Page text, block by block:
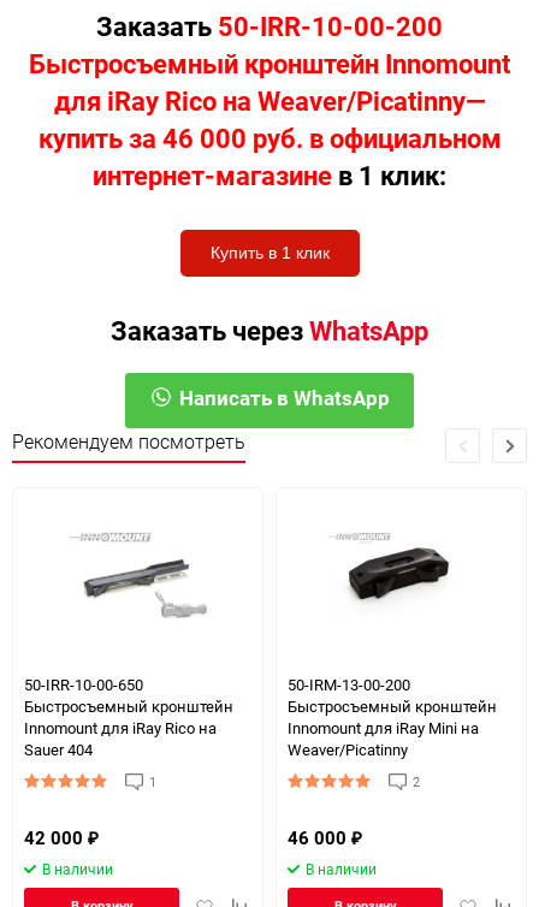
Заказать 50-IRR-10-00-200
Быстросъемный кронштейн Innomount
для iRay Rico на Weaver/Picatinny—
купить за 46 000 руб. в официальном
интернет-магазине в 1 клик:
Купить в 1 клик
Заказать черезWhatsApp
Написать в WhatsApp
Рекомендуем посмотреть
50-IRR-10-00-650
Быстросъемный кронштейн
Innomount для iRay Rico на
Sauer 404
1
42 000 ₽
В наличии
50-IRM-13-00-200
Быстросъемный кронштейн
Innomount для iRay Mini на
Weaver/Picatinny
2
46 000 ₽
В наличии